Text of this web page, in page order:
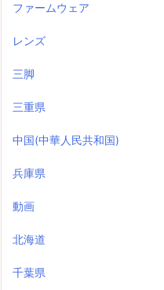
ファームウェア
レンズ
三脚
三重県
中国(中華人民共和国)
兵庫県
動画
北海道
千葉県